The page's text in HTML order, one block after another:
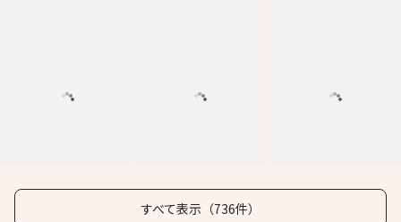
すべて表示（736件）